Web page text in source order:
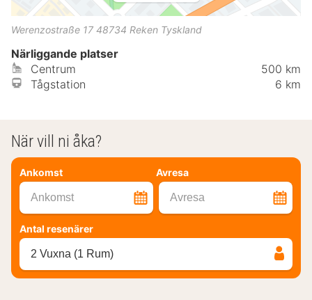
Werenzostraße 17 48734 Reken Tyskland
Närliggande platser
Centrum
500 km
Tågstation
6 km
När vill ni åka?
Ankomst Avresa
Ankomst Avresa
Antal resenärer
2 Vuxna (1 Rum)